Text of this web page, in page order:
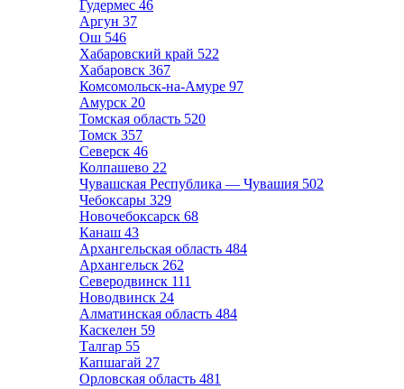
Гудермес 46
Аргун 37
Ош 546
Хабаровский край 522
Хабаровск 367
Комсомольск-на-Амуре 97
Амурск 20
Томская область 520
Томск 357
Северск 46
Колпашево 22
Чувашская Республика — Чувашия 502
Чебоксары 329
Новочебоксарск 68
Канаш 43
Архангельская область 484
Архангельск 262
Северодвинск 111
Новодвинск 24
Алматинская область 484
Каскелен 59
Талгар 55
Капшагай 27
Орловская область 481